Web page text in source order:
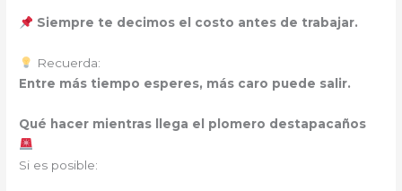
Siempre te decimos el costo antes de trabajar.
Recuerda:
Entre más tiempo esperes, más caro puede salir.
Qué hacer mientras llega el plomero destapacaños
Si es posible: